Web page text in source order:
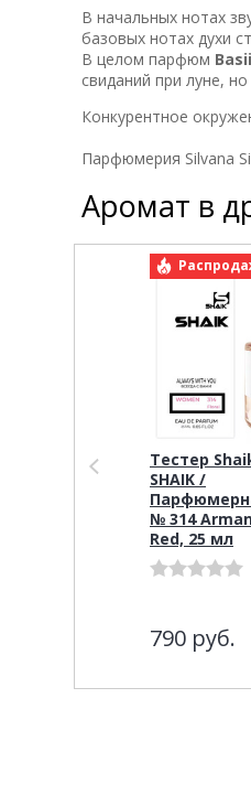
В начальных нотах
базовых нотах духи
В целом парфюм
свиданий при луне,
Конкурентное
Парфюмерия Silvana
Аромат в
Тестер
SHAIK /
№ 314
Red, 25 мл
790 руб.